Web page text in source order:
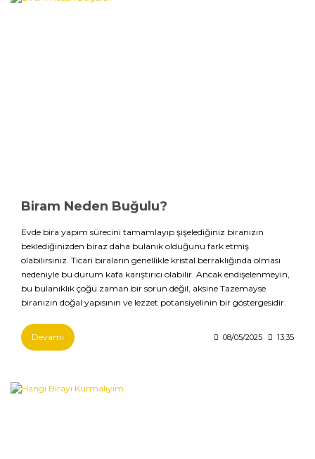
Biram Neden Buğulu?
Evde bira yapım sürecini tamamlayıp şişelediğiniz biranızın
beklediğinizden biraz daha bulanık olduğunu fark etmiş
olabilirsiniz. Ticari biraların genellikle kristal berraklığında olması
nedeniyle bu durum kafa karıştırıcı olabilir. Ancak endişelenmeyin,
bu bulanıklık çoğu zaman bir sorun değil, aksine Tazemayse
biranızın doğal yapısının ve lezzet potansiyelinin bir göstergesidir.
Devamı 08/05/2025 13:35